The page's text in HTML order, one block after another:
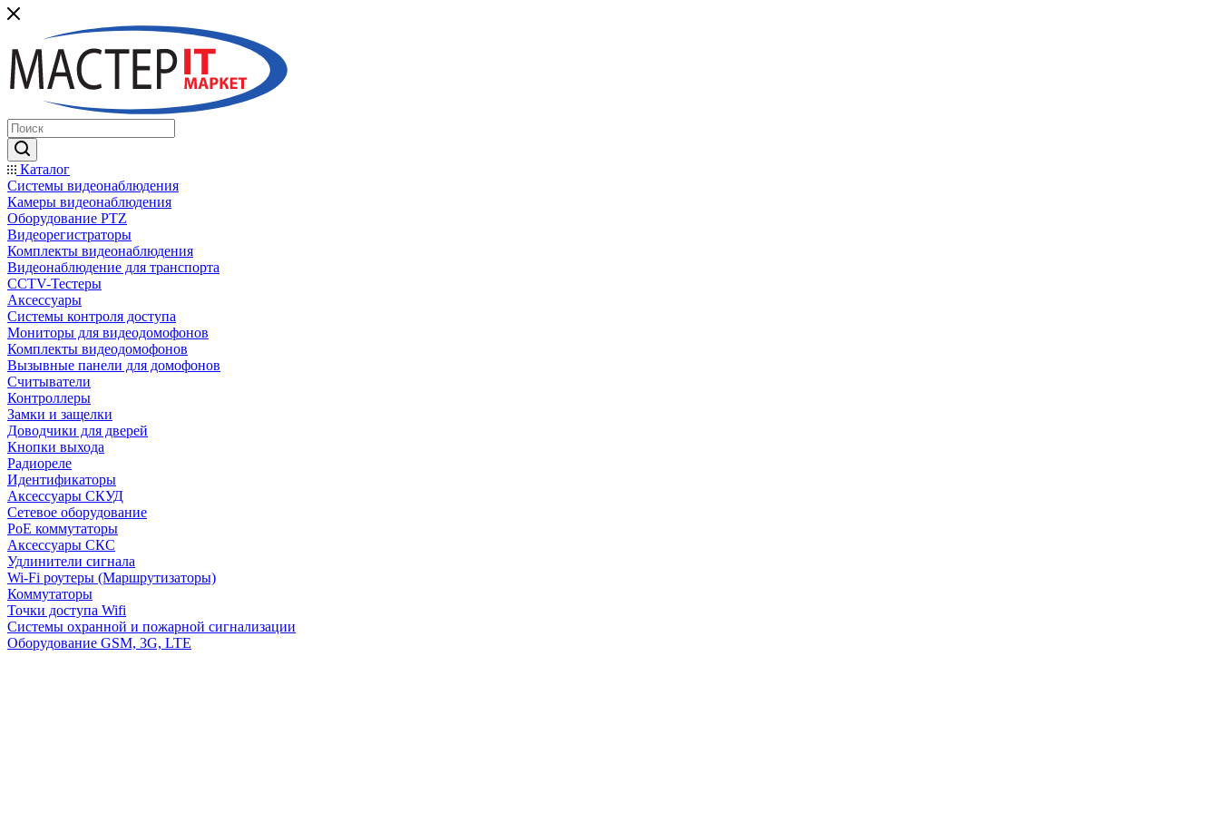
Каталог
Системы видеонаблюдения
Камеры видеонаблюдения
Оборудование PTZ
Видеорегистраторы
Комплекты видеонаблюдения
Видеонаблюдение для транспорта
CCTV-Тестеры
Аксессуары
Системы контроля доступа
Мониторы для видеодомофонов
Комплекты видеодомофонов
Вызывные панели для домофонов
Считыватели
Контроллеры
Замки и защелки
Доводчики для дверей
Кнопки выхода
Радиореле
Идентификаторы
Аксессуары СКУД
Сетевое оборудование
PoE коммутаторы
Аксессуары СКС
Удлинители сигнала
Wi-Fi роутеры (Маршрутизаторы)
Коммутаторы
Точки доступа Wifi
Системы охранной и пожарной сигнализации
Оборудование GSM, 3G, LTE